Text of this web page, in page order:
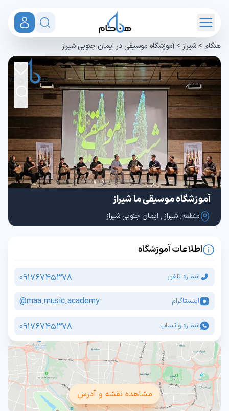
هنگام > شیراز >آموزشگاه موسیقی در ایمان جنوبی شیراز
آموزشگاه موسیقی ما شیراز
منطقه: شیراز , ایمان جنوبی شیراز
اطلاعات آموزشگاه
شماره تلفن 09176745378
اینستاگرام maa.music.academy@
شماره واتساپ 09176745378
مشاهده نقشه و آدرس